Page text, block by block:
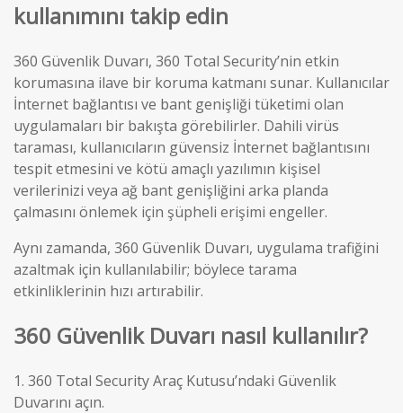
kullanımını takip edin
360 Güvenlik Duvarı, 360 Total Security’nin etkin
korumasına ilave bir koruma katmanı sunar. Kullanıcılar
İnternet bağlantısı ve bant genişliği tüketimi olan
uygulamaları bir bakışta görebilirler. Dahili virüs
taraması, kullanıcıların güvensiz İnternet bağlantısını
tespit etmesini ve kötü amaçlı yazılımın kişisel
verilerinizi veya ağ bant genişliğini arka planda
çalmasını önlemek için şüpheli erişimi engeller.
Aynı zamanda, 360 Güvenlik Duvarı, uygulama trafiğini
azaltmak için kullanılabilir; böylece tarama
etkinliklerinin hızı artırabilir.
360 Güvenlik Duvarı nasıl kullanılır?
1. 360 Total Security Araç Kutusu’ndaki Güvenlik
Duvarını açın.